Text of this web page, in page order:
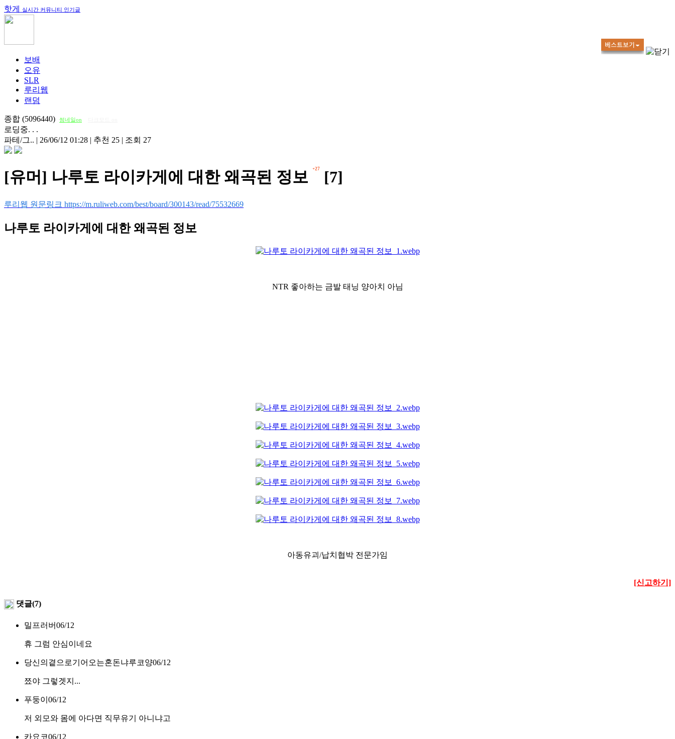
핫게 실시간 커뮤니티 인기글
보배
오유
SLR
루리웹
랜덤
종합 (5096440) 썸네일on
로딩중. . .
파테/그.. | 26/06/12 01:28 | 추천 25 | 조회 27
[유머] 나루토 라이카게에 대한 왜곡된 정보 +27 [7]
루리웹 원문링크 https://m.ruliweb.com/best/board/300143/read/75532669
나루토 라이카게에 대한 왜곡된 정보
NTR 좋아하는 금발 태닝 양아치 아님
아동유괴/납치협박 전문가임
[신고하기]
댓글(7)
밀프러버06/12
휴 그럼 안심이네요
당신의곁으로기어오는혼돈냐루코양06/12
쬬야 그렇겟지...
푸둥이 06/12
저 외모와 몸에 아다면 직무유기 아니냐고
카요코06/12